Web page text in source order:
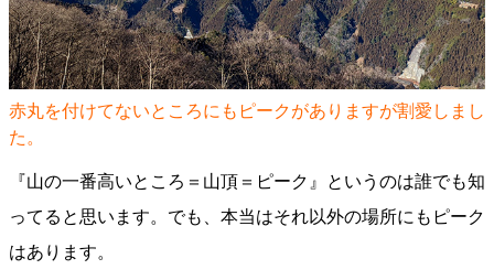
赤丸を付けてないところにもピークがありますが割愛しまし
た。
『山の一番高いところ＝山頂＝ピーク』というのは誰でも知
ってると思います。でも、本当はそれ以外の場所にもピーク
はあります。